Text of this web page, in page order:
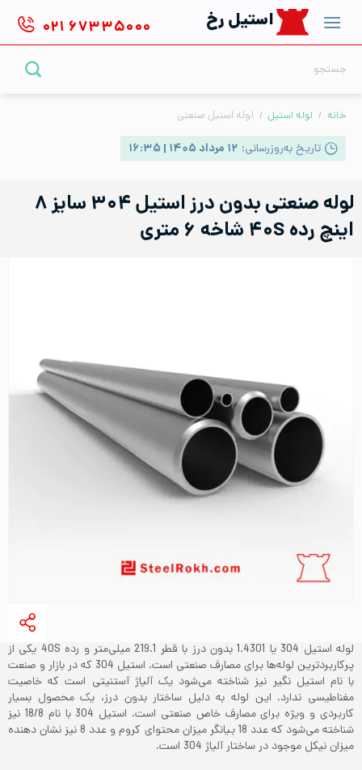
content
استیل رخ ۰۲۱ ۶۷۳۳۵۰۰۰
خانه / لوله استیل / لوله استیل صنعتی
تاریخ به‌روزرسانی: ۱۲ مرداد ۱۴۰۵ | ۱۶:۳۵
لوله صنعتی بدون درز استیل ۳۰۴ سایز ۸
اینچ رده ۴۰S شاخه ۶ متری
لوله استیل 304 یا 1.4301 بدون درز با قطر 219.1 میلی‌متر و رده 40S یکی از
پرکاربردترین لوله‌ها برای مصارف صنعتی است. استیل 304 که در بازار و صنعت
با نام استیل نگیر نیز شناخته می‌شود یک آلیاژ آستنیتی است که خاصیت
مغناطیسی ندارد. این لوله به دلیل ساختار بدون درز، یک محصول بسیار
کاربردی و ویژه برای مصارف خاص صنعتی است. استیل 304 با نام 18/8 نیز
شناخته می‌شود که عدد 18 بیانگر میزان محتوای کروم و عدد 8 نیز نشان دهنده
میزان نیکل موجود در ساختار آلیاژ 304 است.